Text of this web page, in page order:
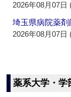
2026年08月07日
埼玉県病院薬
2026年08月07日
薬系大学・学